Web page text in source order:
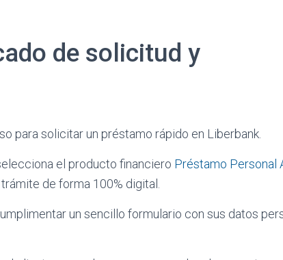
de solicitud y
para solicitar un préstamo rápido en Liberbank.
el producto financiero Préstamo Personal
de forma 100% digital.
un sencillo formulario con sus datos